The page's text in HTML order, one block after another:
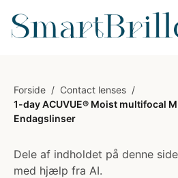
Forside / Contact lenses /
1-day ACUVUE® Moist multifocal
Endagslinser
Dele af indholdet på denne
med hjælp fra AI.